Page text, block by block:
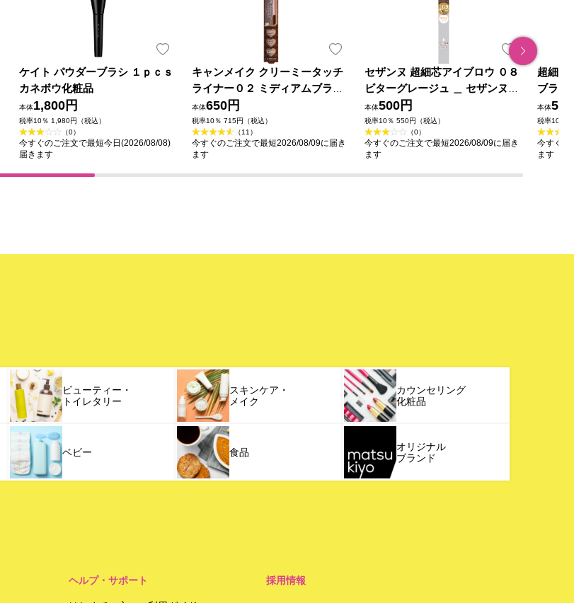
ケイト パウダーブラシ １ｐｃｓ
カネボウ化粧品
本体1,800円
税率10％ 1,980円（税込）
（0）
今すぐのご注文で最短今日(2026/08/08)
届きます
キャンメイク クリーミータッチ
ライナー０２ ミディアムブラウ
ン ＿ 井田ラボラトリーズ
本体650円
税率10％ 715円（税込）
（11）
今すぐのご注文で最短2026/08/09に届き
ます
セザンヌ 超細芯アイブロウ ０８
ビターグレージュ ＿ セザンヌ化
粧品
本体500円
税率10％ 550円（税込）
（0）
今すぐのご注文で最短2026/08/09に届き
ます
超細芯
ブラウ
本体
税率10％
今すぐの
ます
ビューティー・
トイレタリー
スキンケア・
メイク
カウンセリング
化粧品
ベビー 食品
オリジナル
ブランド
ヘルプ・サポート 採用情報